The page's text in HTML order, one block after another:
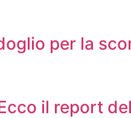
per la
il report